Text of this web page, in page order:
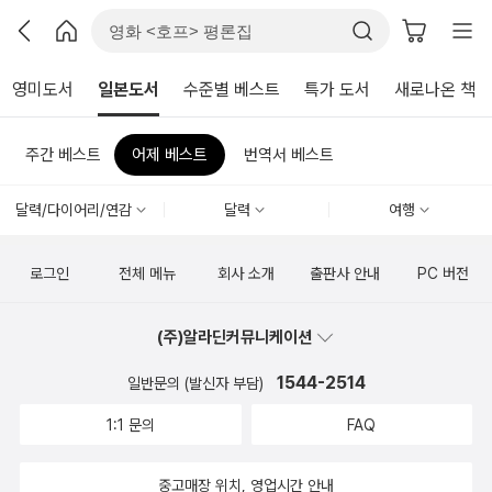
영미도서 일본도서 수준별 베스트 특가 도서 새로나온 책
주간 베스트 어제 베스트 번역서 베스트
달력/다이어리/연감 달력 여행
로그인 전체 메뉴 회사 소개 출판사 안내 PC 버전
(주)알라딘커뮤니케이션
일반문의 (발신자 부담) 1544-2514
1:1 문의 FAQ
중고매장 위치, 영업시간 안내